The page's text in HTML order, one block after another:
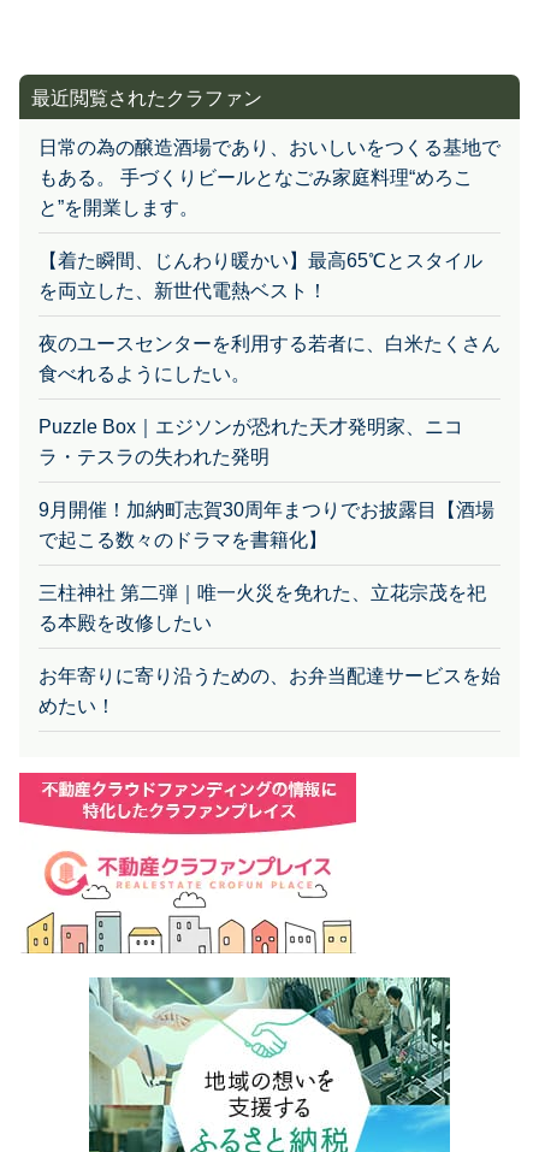
最近閲覧されたクラファン
日常の為の醸造酒場であり、おいしいをつくる基地で
もある。 手づくりビールとなごみ家庭料理“めろこ
と”を開業します。
【着た瞬間、じんわり暖かい】最高65℃とスタイル
を両立した、新世代電熱ベスト！
夜のユースセンターを利用する若者に、白米たくさん
食べれるようにしたい。
Puzzle Box｜エジソンが恐れた天才発明家、ニコ
ラ・テスラの失われた発明
9月開催！加納町志賀30周年まつりでお披露目【酒場
で起こる数々のドラマを書籍化】
三柱神社 第二弾｜唯一火災を免れた、立花宗茂を祀
る本殿を改修したい
お年寄りに寄り沿うための、お弁当配達サービスを始
めたい！